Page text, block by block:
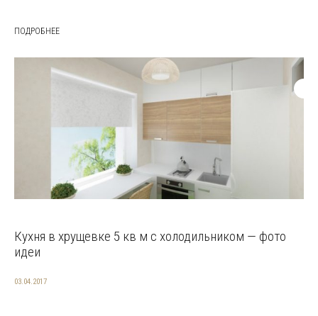
ПОДРОБНЕЕ
Кухня в хрущевке 5 кв м с холодильником — фото
идеи
03.04.2017